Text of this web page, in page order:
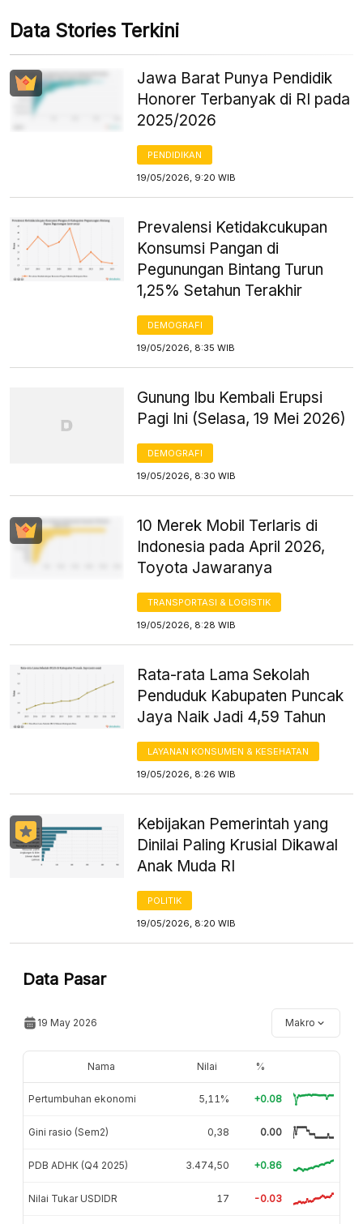
Data Stories Terkini
Jawa Barat Punya Pendidik
Honorer Terbanyak di RI pada
2025/2026
PENDIDIKAN
19/05/2026, 9:20 WIB
Prevalensi Ketidakcukupan
Konsumsi Pangan di
Pegunungan Bintang Turun
1,25% Setahun Terakhir
DEMOGRAFI
19/05/2026, 8:35 WIB
Gunung Ibu Kembali Erupsi
Pagi Ini (Selasa, 19 Mei 2026)
DEMOGRAFI
19/05/2026, 8:30 WIB
10 Merek Mobil Terlaris di
Indonesia pada April 2026,
Toyota Jawaranya
TRANSPORTASI & LOGISTIK
19/05/2026, 8:28 WIB
Rata-rata Lama Sekolah
Penduduk Kabupaten Puncak
Jaya Naik Jadi 4,59 Tahun
LAYANAN KONSUMEN & KESEHATAN
19/05/2026, 8:26 WIB
Kebijakan Pemerintah yang
Dinilai Paling Krusial Dikawal
Anak Muda RI
POLITIK
19/05/2026, 8:20 WIB
Data Pasar
19 May 2026 Makro
Nama Nilai %
Pertumbuhan ekonomi 5,11% +0.08
Gini rasio (Sem2) 0,38 0.00
PDB ADHK (Q4 2025) 3.474,50 +0.86
Nilai Tukar USDIDR 17 -0.03